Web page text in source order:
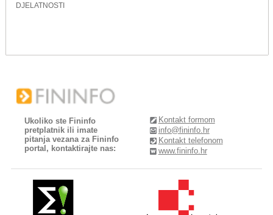
DJELATNOSTI
Ukoliko ste Fininfo
pretplatnik ili imate
pitanja vezana za Fininfo
portal, kontaktirajte nas:
Kontakt formom
info@fininfo.hr
Kontakt telefonom
www.fininfo.hr